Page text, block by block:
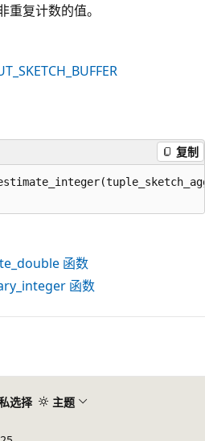
重复计数的值。
复制
函数
函数
选择 主题